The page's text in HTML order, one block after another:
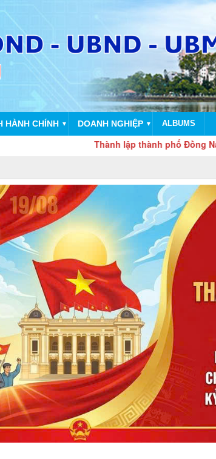
HÀNH CHÍNH ▼ DOANH NGHIỆP ▼ ALBUMS
Thành lập thành phố Đồng Nai trên